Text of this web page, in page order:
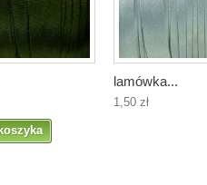
lamówka...
1,50 zł